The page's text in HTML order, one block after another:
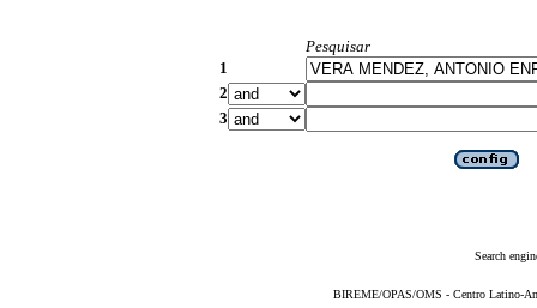
Pesquisar
1
2
3
Search
BIREME/OPAS/OMS - Centro Latino-